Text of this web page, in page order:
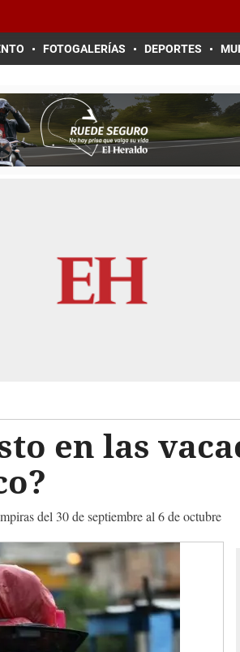
FOTOGALERÍAS DEPORTES
en las
del 30 de septiembre al 6 de octubre